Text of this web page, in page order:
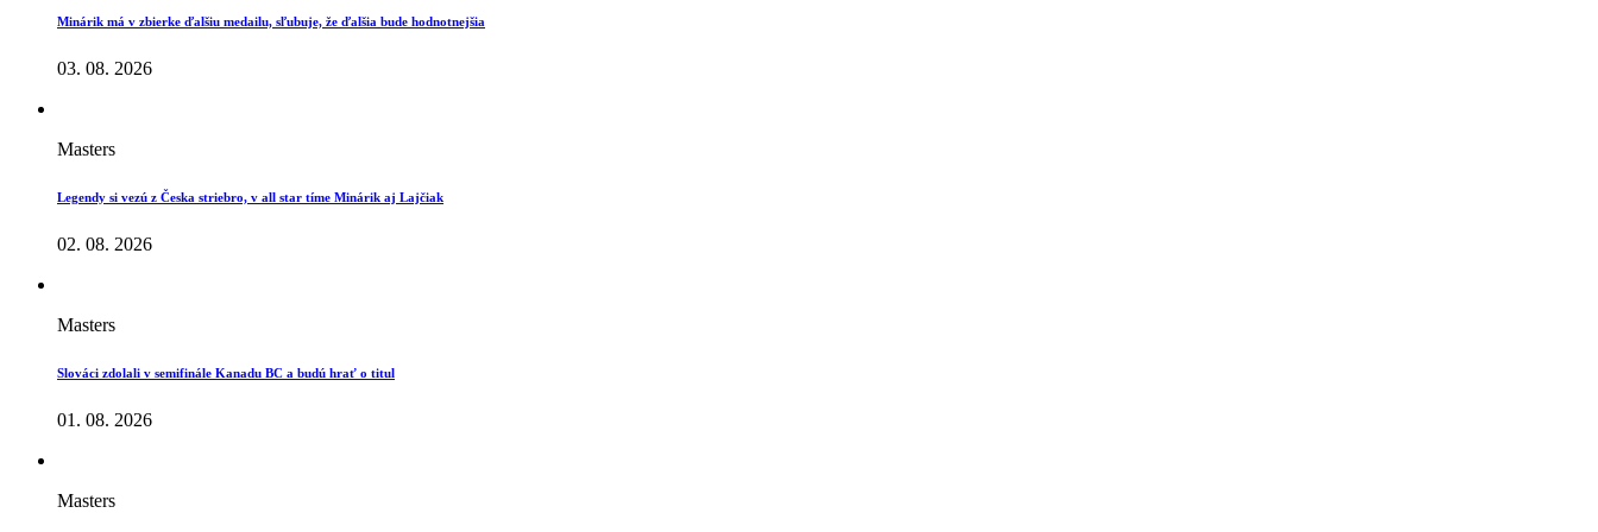
Minárik má v zbierke ďalšiu medailu, sľubuje, že ďalšia bude hodnotnejšia
03. 08. 2026
Masters
Legendy si vezú z Česka striebro, v all star tíme Minárik aj Lajčiak
02. 08. 2026
Masters
Slováci zdolali v semifinále Kanadu BC a budú hrať o titul
01. 08. 2026
Masters